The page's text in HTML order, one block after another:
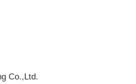
Co.,Ltd.